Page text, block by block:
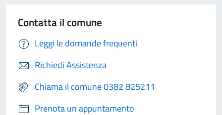
Contatta il comune
Leggi le domande frequenti
Richiedi Assistenza
Chiama il comune 0382 825211
Prenota un appuntamento